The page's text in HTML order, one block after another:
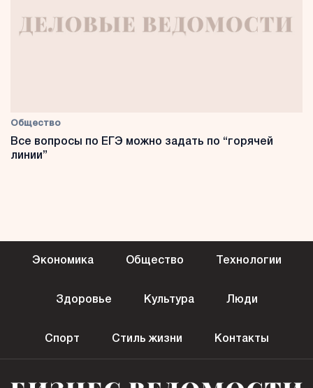
Общество
Все вопросы по ЕГЭ можно задать по “горячей
линии”
Экономика Общество Технологии
Здоровье Культура Люди
Спорт Стиль жизни Контакты